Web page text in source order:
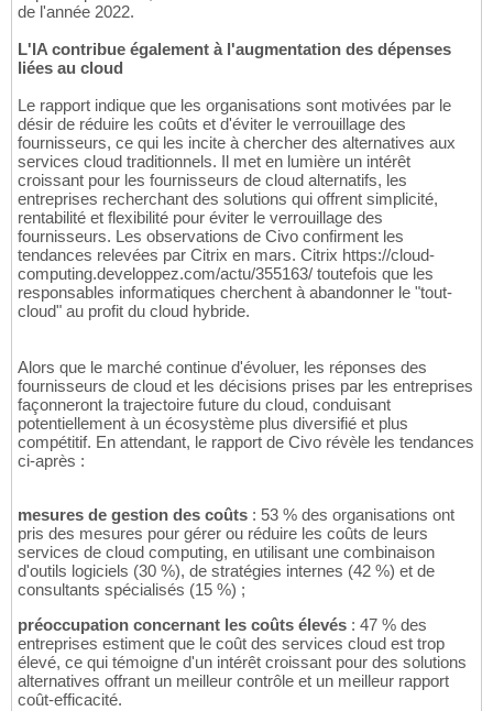
de l'année 2022.
L'IA contribue également à l'augmentation des dépenses
liées au cloud
Le rapport indique que les organisations sont motivées par le
désir de réduire les coûts et d'éviter le verrouillage des
fournisseurs, ce qui les incite à chercher des alternatives aux
services cloud traditionnels. Il met en lumière un intérêt
croissant pour les fournisseurs de cloud alternatifs, les
entreprises recherchant des solutions qui offrent simplicité,
rentabilité et flexibilité pour éviter le verrouillage des
fournisseurs. Les observations de Civo confirment les
tendances relevées par Citrix en mars. Citrix https://cloud-
computing.developpez.com/actu/355163/ toutefois que les
responsables informatiques cherchent à abandonner le "tout-
cloud" au profit du cloud hybride.
Alors que le marché continue d'évoluer, les réponses des
fournisseurs de cloud et les décisions prises par les entreprises
façonneront la trajectoire future du cloud, conduisant
potentiellement à un écosystème plus diversifié et plus
compétitif. En attendant, le rapport de Civo révèle les tendances
ci-après :
mesures de gestion des coûts : 53 % des organisations ont
pris des mesures pour gérer ou réduire les coûts de leurs
services de cloud computing, en utilisant une combinaison
d'outils logiciels (30 %), de stratégies internes (42 %) et de
consultants spécialisés (15 %) ;
préoccupation concernant les coûts élevés : 47 % des
entreprises estiment que le coût des services cloud est trop
élevé, ce qui témoigne d'un intérêt croissant pour des solutions
alternatives offrant un meilleur contrôle et un meilleur rapport
coût-efficacité.